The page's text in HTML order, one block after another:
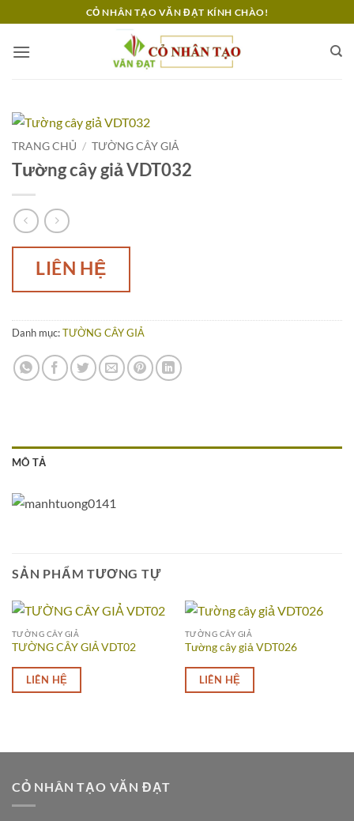
qua
nội
CỎ NHÂN TẠO VĂN ĐẠT KÍNH CHÀO!
TRANG CHỦ / TƯỜNG CÂY GIẢ
Tường cây giả VDT032
LIÊN HỆ
Danh mục:TƯỜNG CÂY GIẢ
MÔ TẢ
SẢN PHẨM TƯƠNG TỰ
TƯỜNG CÂY GIẢ
TƯỜNG CÂY GIẢ VDT02
LIÊN HỆ
TƯỜNG CÂY GIẢ
Tường cây giả VDT026
LIÊN HỆ
CỎ NHÂN TẠO VĂN ĐẠT